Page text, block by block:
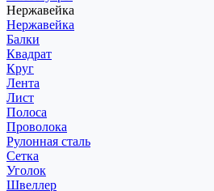
Нержавейка
Нержавейка
Балки
Квадрат
Круг
Лента
Лист
Полоса
Проволока
Рулонная сталь
Сетка
Уголок
Швеллер